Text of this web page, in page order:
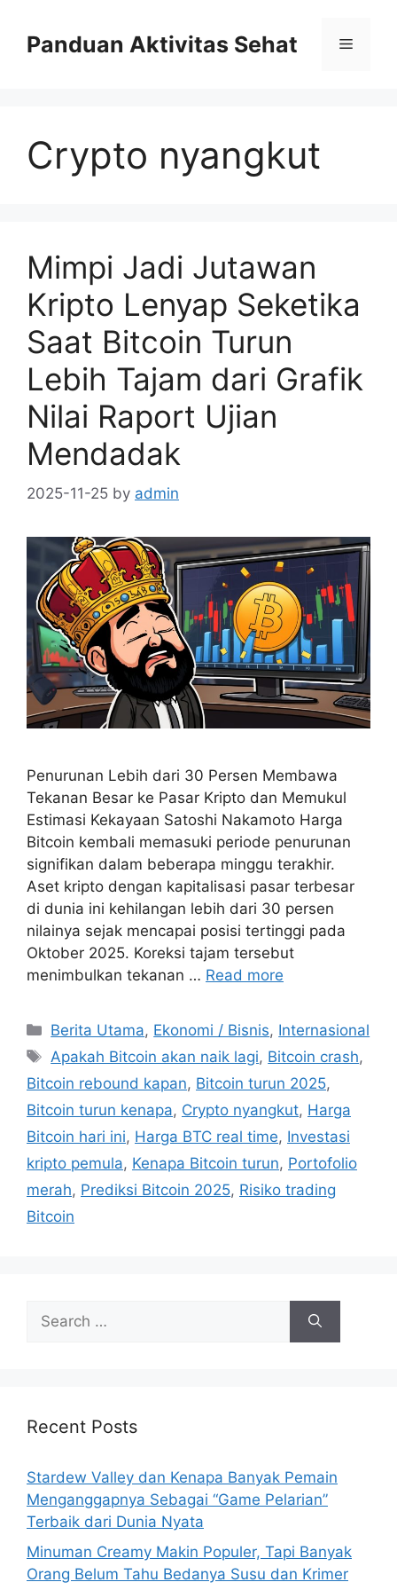
contentPanduan Aktivitas Sehat Menu
Crypto nyangkut
Mimpi Jadi Jutawan
Kripto Lenyap Seketika
Saat Bitcoin Turun
Lebih Tajam dari Grafik
Nilai Raport Ujian
Mendadak
2025-11-25 by admin
Penurunan Lebih dari 30 Persen Membawa
Tekanan Besar ke Pasar Kripto dan Memukul
Estimasi Kekayaan Satoshi Nakamoto Harga
Bitcoin kembali memasuki periode penurunan
signifikan dalam beberapa minggu terakhir.
Aset kripto dengan kapitalisasi pasar terbesar
di dunia ini kehilangan lebih dari 30 persen
nilainya sejak mencapai posisi tertinggi pada
Oktober 2025. Koreksi tajam tersebut
menimbulkan tekanan … Read more
C
a
e
g
o
r
i
s
Berita Utama, Ekonomi / Bisnis, Internasional
T
a
s
Apakah Bitcoin akan naik lagi, Bitcoin crash,
Bitcoin rebound kapan, Bitcoin turun 2025,
Bitcoin turun kenapa, Crypto nyangkut, Harga
Bitcoin hari ini, Harga BTC real time, Investasi
kripto pemula, Kenapa Bitcoin turun, Portofolio
merah, Prediksi Bitcoin 2025, Risiko trading
Bitcoin
h
r
:
Recent Posts
Stardew Valley dan Kenapa Banyak Pemain
Menganggapnya Sebagai “Game Pelarian”
Terbaik dari Dunia Nyata
Minuman Creamy Makin Populer, Tapi Banyak
Orang Belum Tahu Bedanya Susu dan Krimer